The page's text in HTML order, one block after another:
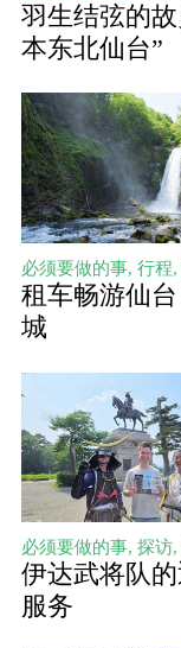
羽生结弦的故
本东北仙台”
必须要做的事, 行程
租车畅游仙
城
必须要做的事, 探访,
伊达武将队
服务